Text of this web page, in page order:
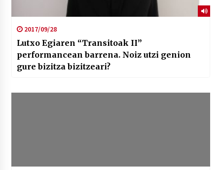
2017/09/28
Lutxo Egiaren “Transitoak II”
performancean barrena. Noiz utzi genion
gure bizitza bizitzeari?